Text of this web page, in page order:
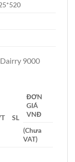
9000
SL
ĐƠN
GIÁ
VNĐ
(Chưa
VAT)